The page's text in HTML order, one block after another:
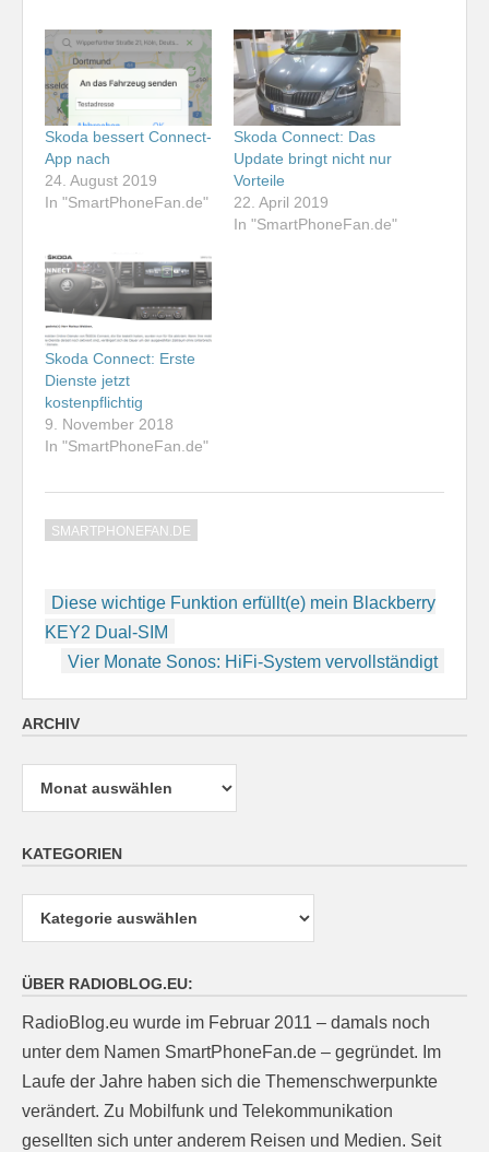
Skoda bessert Connect-
App nach
24. August 2019
In "SmartPhoneFan.de"
Skoda Connect: Das
Update bringt nicht nur
Vorteile
22. April 2019
In "SmartPhoneFan.de"
Skoda Connect: Erste
Dienste jetzt
kostenpflichtig
9. November 2018
In "SmartPhoneFan.de"
SMARTPHONEFAN.DE
Beitragsnavigation
Diese wichtige Funktion erfüllt(e) mein Blackberry
KEY2 Dual-SIM
Vier Monate Sonos: HiFi-System vervollständigt
ARCHIV
Archiv
KATEGORIEN
ÜBER RADIOBLOG.EU:
RadioBlog.eu wurde im Februar 2011 – damals noch
unter dem Namen SmartPhoneFan.de – gegründet. Im
Laufe der Jahre haben sich die Themenschwerpunkte
verändert. Zu Mobilfunk und Telekommunikation
gesellten sich unter anderem Reisen und Medien. Seit